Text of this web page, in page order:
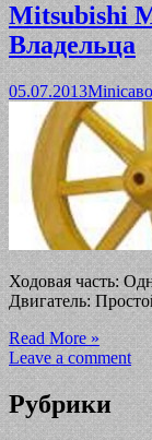
Mitsubishi
Владельца
05.07.2013Minica
Ходовая часть:
Двигатель:
Read More »
Leave a comment
Рубрики